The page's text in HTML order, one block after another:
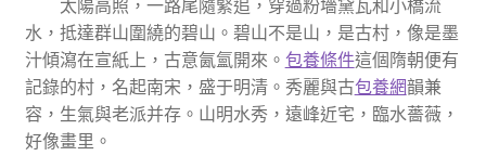
太陽高照，一路尾隨緊追，穿過粉墻黛瓦和小橋流
水，抵達群山圍繞的碧山。碧山不是山，是古村，像是墨
汁傾瀉在宣紙上，古意氤氳開來。 包養條件這個隋朝便有
記錄的村，名起南宋，盛于明清。秀麗與古包養網韻兼
容，生氣與老派并存。山明水秀，遠峰近宅，臨水薔薇，
好像畫里。